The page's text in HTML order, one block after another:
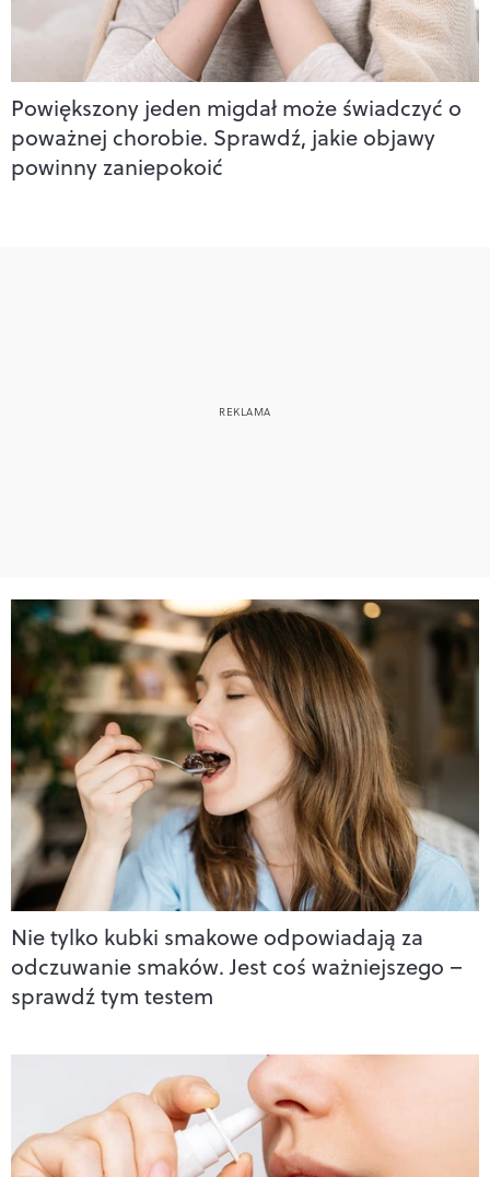
Powiększony jeden migdał może świadczyć o
poważnej chorobie. Sprawdź, jakie objawy
powinny zaniepokoić
Nie tylko kubki smakowe odpowiadają za
odczuwanie smaków. Jest coś ważniejszego –
sprawdź tym testem